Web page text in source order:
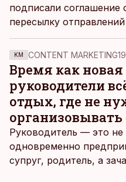
подписали
пересылку
фактически уже
года. Также документ
раздел, который
позднее.
KM CONTENT MARKETING
Время как
руководители
отдых, где не
Руководитель — это
одновременно
супруг, родитель, а